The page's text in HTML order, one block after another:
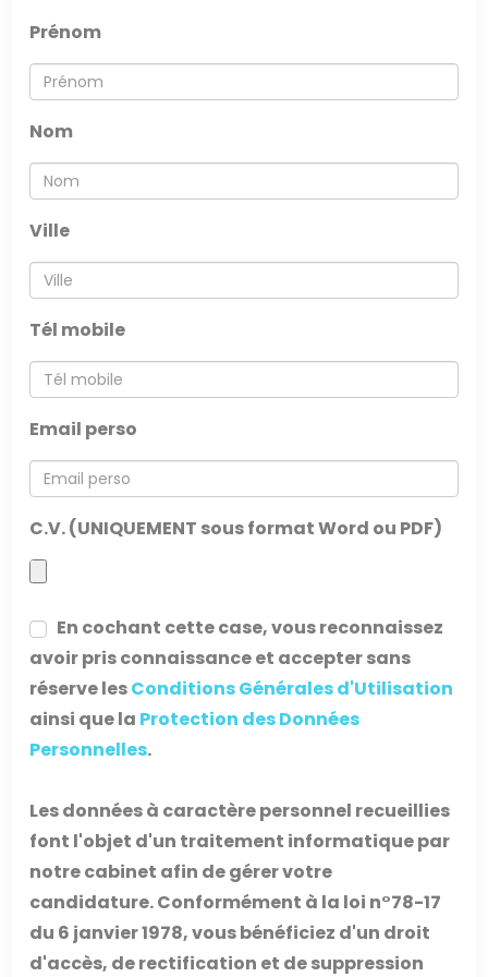
EN
Prénom
Nom
Ville
Tél mobile
Email perso
C.V. (UNIQUEMENT sous format Word ou PDF)
En cochant cette case, vous reconnaissez
avoir pris connaissance et accepter sans
réserve lesConditions Générales d'Utilisation
ainsi que la Protection des Données
Personnelles.
Les données à caractère personnel recueillies
font l'objet d'un traitement informatique par
notre cabinet afin de gérer votre
candidature. Conformément à la loi n°78-17
du 6 janvier 1978, vous bénéficiez d'un droit
d'accès, de rectification et de suppression